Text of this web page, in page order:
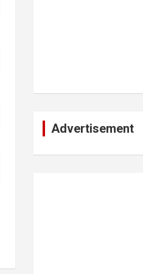
Advertisement